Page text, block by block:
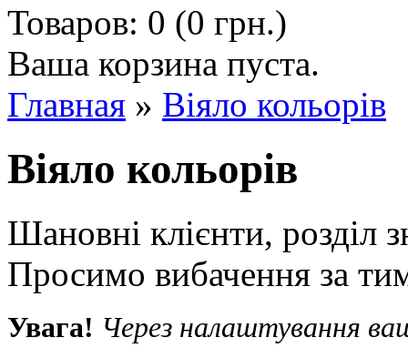
Товаров: 0 (0 грн.)
Ваша корзина пуста.
Главная » Віяло кольорів
Віяло кольорів
Шановні клієнти, розділ
Просимо вибачення за
Увага! Через налаштування